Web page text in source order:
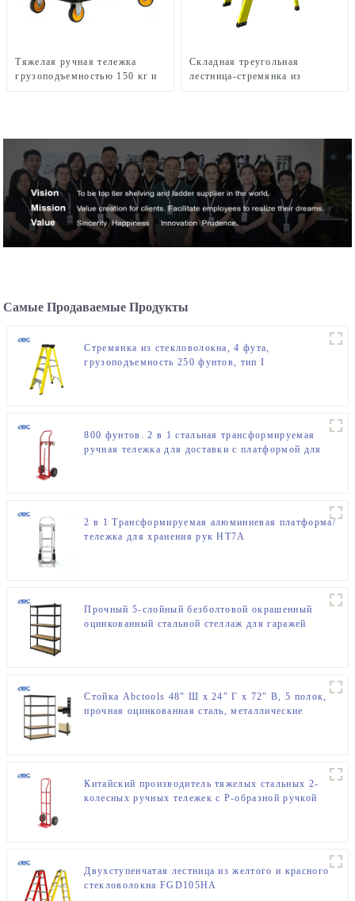
Тяжелая ручная тележка
грузоподъемностью 150 кг и
Складная треугольная
лестница-стремянка из
Самые Продаваемые Продукты
Стремянка из стекловолокна, 4 фута,
грузоподъемность 250 фунтов, тип I
800 фунтов. 2 в 1 стальная трансформируемая
ручная тележка для доставки с платформой для
2 в 1 Трансформируемая алюминиевая платформа/
тележка для хранения рук HT7A
Прочный 5-слойный безболтовой окрашенный
оцинкованный стальной стеллаж для гаражей
Стойка Abctools 48″ Ш x 24″ Г x 72″ В, 5 полок,
прочная оцинкованная сталь, металлические
Китайский производитель тяжелых стальных 2-
колесных ручных тележек с P-образной ручкой
Двухступенчатая лестница из желтого и красного
стекловолокна FGD105HA